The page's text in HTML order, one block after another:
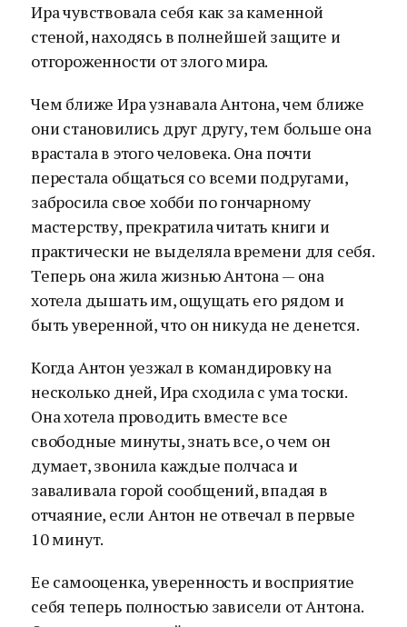
Ира чувствовала себя как за каменной
стеной, находясь в полнейшей защите и
отгороженности от злого мира.
Чем ближе Ира узнавала Антона, чем ближе
они становились друг другу, тем больше она
врастала в этого человека. Она почти
перестала общаться со всеми подругами,
забросила свое хобби по гончарному
мастерству, прекратила читать книги и
практически не выделяла времени для себя.
Теперь она жила жизнью Антона — она
хотела дышать им, ощущать его рядом и
быть уверенной, что он никуда не денется.
Когда Антон уезжал в командировку на
несколько дней, Ира сходила с ума тоски.
Она хотела проводить вместе все
свободные минуты, знать все, о чем он
думает, звонила каждые полчаса и
заваливала горой сообщений, впадая в
отчаяние, если Антон не отвечал в первые
10 минут.
Ее самооценка, уверенность и восприятие
себя теперь полностью зависели от Антона.